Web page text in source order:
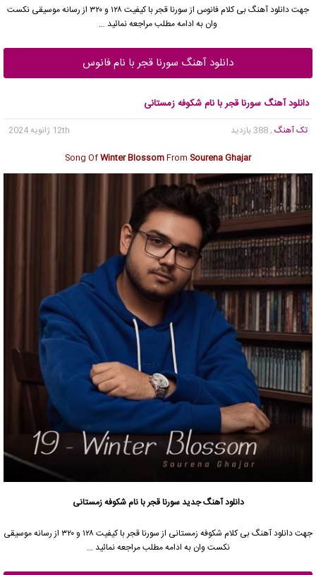
جهت دانلود آهنگ بی کلام فانوس از سورنا قجر
با کیفیت ۱۲۸ و ۳۲۰ از رسانه موسیقی نکست
وان به ادامه مطلب مراجعه نمائید …
دانلود آهنگ سورنا قجر با نام فانوس
دانلود آهنگ سورنا قجر با نام شکوفه زمستانی
تک آهنگ , 388 بازدید
12th ژانویه 2024
Song OfWinter BlossomFrom Sourena Ghajar
دانلود آهنگ جدیدسورنا قجربا نام شکوفه زمستانی
جهت دانلود آهنگ بی کلام شکوفه زمستانی از سورنا قجر
با کیفیت ۱۲۸ و ۳۲۰ از رسانه موسیقی
نکست وان به ادامه مطلب مراجعه نمائید …